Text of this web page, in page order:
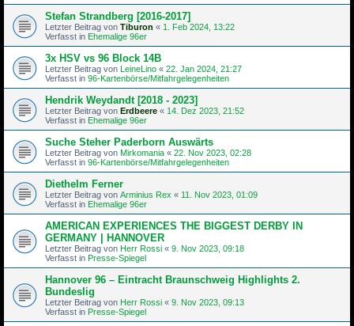
Stefan Strandberg [2016-2017]
Letzter Beitrag von Tiburon « 1. Feb 2024, 13:22
Verfasst in Ehemalige 96er
3x HSV vs 96 Block 14B
Letzter Beitrag von LeineLino « 22. Jan 2024, 21:27
Verfasst in 96-Kartenbörse/Mitfahrgelegenheiten
Hendrik Weydandt [2018 - 2023]
Letzter Beitrag von Erdbeere « 14. Dez 2023, 21:52
Verfasst in Ehemalige 96er
Suche Steher Paderborn Auswärts
Letzter Beitrag von Mirkomania « 22. Nov 2023, 02:28
Verfasst in 96-Kartenbörse/Mitfahrgelegenheiten
Diethelm Ferner
Letzter Beitrag von Arminius Rex « 11. Nov 2023, 01:09
Verfasst in Ehemalige 96er
AMERICAN EXPERIENCES THE BIGGEST DERBY IN
GERMANY | HANNOVER
Letzter Beitrag von Herr Rossi « 9. Nov 2023, 09:18
Verfasst in Presse-Spiegel
Hannover 96 – Eintracht Braunschweig Highlights 2.
Bundeslig
Letzter Beitrag von Herr Rossi « 9. Nov 2023, 09:13
Verfasst in Presse-Spiegel